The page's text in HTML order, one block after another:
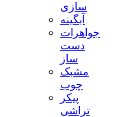
سازی
آبگینه
جواهرات
دست
ساز
مشبک
چوب
پیکر
تراشی